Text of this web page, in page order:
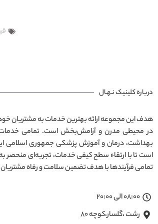
درباره کلینیک نـهـال
هدف این مجموعه ارائه بهترین خدمات به مشتریان
بهداشت، درمان و آموزش پزشکی جمهوری اسلامی
است تا با ارتقاء سطح کیفی خدمات، تجربه‌ای
تمامی فرآیندها با هدف تضمین سلامت و رفاه
08:00 الی 20:00
رشت ،گلسار،کوچه ۸۰